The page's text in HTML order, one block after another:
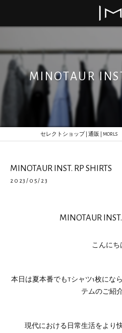
MINOTAUR
セレクトショップ | 通販 | MORLS
MINOTAUR INST. RP SHIRTS
2023/05/23
MINOTAUR
こんにち
本日は夏本番でもTシャツ1枚にな
テムのご紹
現代における日常生活をより